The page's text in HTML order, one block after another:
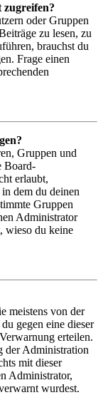
oder Gruppen
zu lesen, zu
brauchst du
Frage einen
Gruppen und
Board-
erlaubt,
dem du deinen
Gruppen
Administrator
wieso du keine
meistens von der
gegen eine dieser
erteilen.
der Administration
mit dieser
Administrator,
wurdest.